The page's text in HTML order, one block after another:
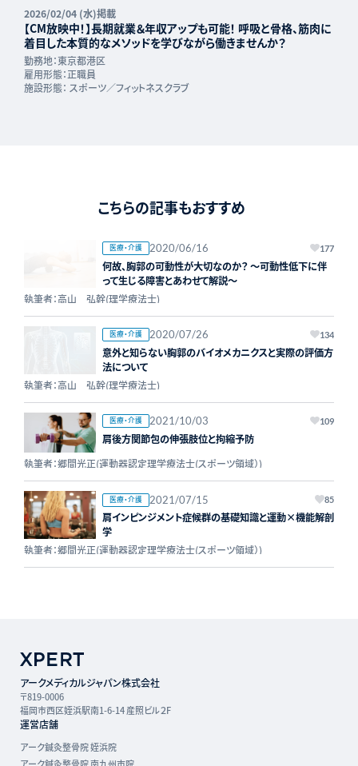
2026/02/04 (水)掲載
【CM放映中！】長期就業＆年収アップも可能！ 呼吸と骨格、筋肉に
着目した本質的なメソッドを学びながら働きませんか？
勤務地：東京都港区
雇用形態：正職員
施設形態： スポーツ／フィットネスクラブ
こちらの記事もおすすめ
医療・介護 2020/06/16 177
何故、胸郭の可動性が大切なのか？ ～可動性低下に伴
って生じる障害とあわせて解説～
執筆者：高山 弘幹(理学療法士)
医療・介護 2020/07/26 134
意外と知らない胸郭のバイオメカニクスと実際の評価方
法について
執筆者：高山 弘幹(理学療法士)
医療・介護 2021/10/03 109
肩後方関節包の伸張肢位と拘縮予防
執筆者：郷間光正(運動器認定理学療法士(スポーツ領域）)
医療・介護 2021/07/15 85
肩インピンジメント症候群の基礎知識と運動×機能解剖
学
執筆者：郷間光正(運動器認定理学療法士(スポーツ領域）)
アークメディカルジャパン株式会社
〒819-0006
福岡市西区姪浜駅南1-6-14 産照ビル２F
運営店舗
アーク鍼灸整骨院 姪浜院